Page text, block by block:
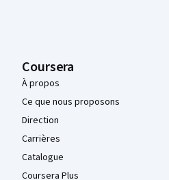
Coursera
À propos
Ce que nous proposons
Direction
Carrières
Catalogue
Coursera Plus